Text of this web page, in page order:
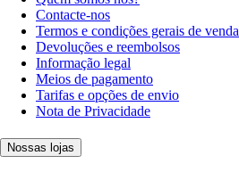
Contacte-nos
Termos e condições gerais de venda
Devoluções e reembolsos
Informação legal
Meios de pagamento
Tarifas e opções de envio
Nota de Privacidade
Nossas lojas